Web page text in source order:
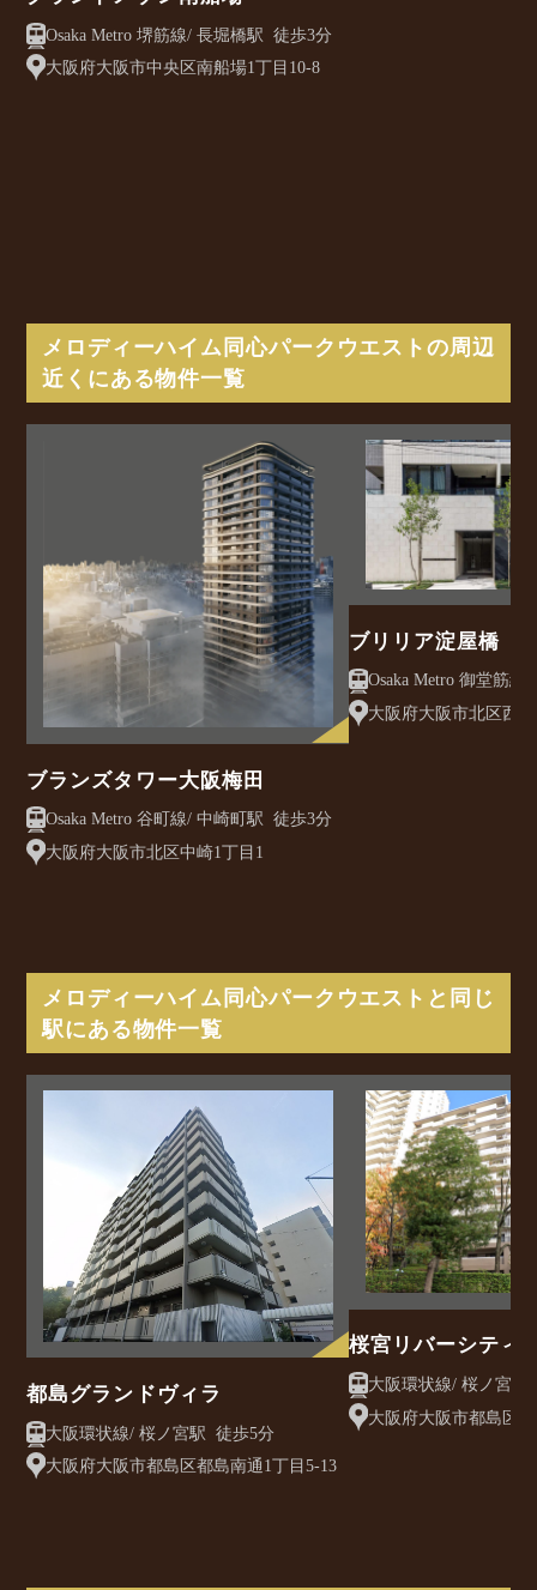
Osaka Metro 堺筋線/ 長堀橋駅 徒歩3分
大阪府大阪市中央区南船場1丁目10-8
メロディーハイム同心パークウエストの周辺
近くにある物件一覧
ブランズタワー大阪梅田
Osaka Metro 谷町線/ 中崎町駅 徒歩3分
大阪府大阪市北区中崎1丁目1
ブリリア淀屋橋
大阪府大阪市北区西
メロディーハイム同心パークウエストと同じ
駅にある物件一覧
都島グランドヴィラ
大阪環状線/ 桜ノ宮駅 徒歩5分
大阪府大阪市都島区都島南通1丁目5-13
桜宮リバーシティ
号棟
大阪府大阪市都島区